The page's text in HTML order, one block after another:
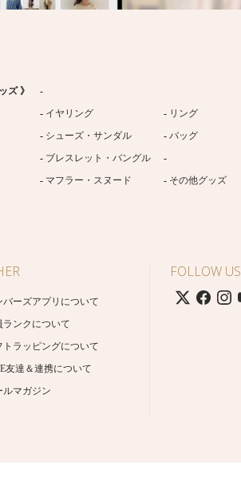
ズ 》
イヤリング
リング
シューズ・サンダル
バッグ
ブレスレット・バングル
マフラー・スヌード その他グッズ
バーズアプリについて
ランクについて
トラッピングについて
友達＆連携について
ルマガジン
FOLLOW US